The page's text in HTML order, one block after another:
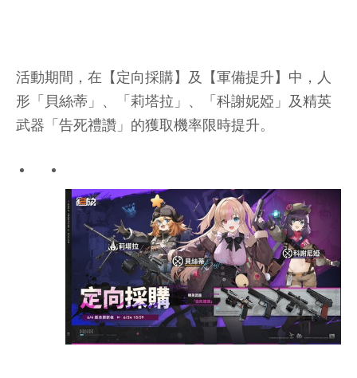
活動期間，在【定向採購】及【軍備提升】中，人
形「貝絲蒂」、「莉塔拉」、「科謝妮婭」及精英
武器「告死禮讚」的獲取機率限時提升。